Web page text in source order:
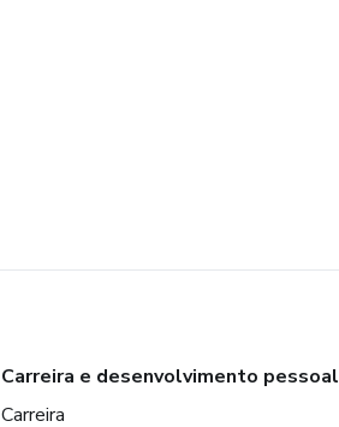
Carreira e desenvolvimento pessoal
Carreira